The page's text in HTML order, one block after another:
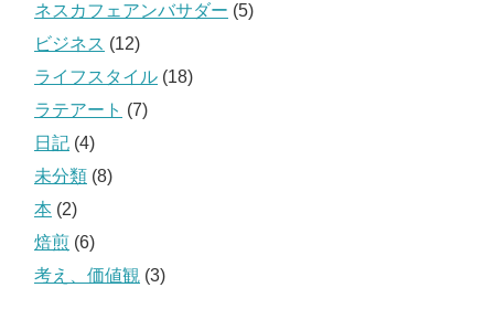
ネスカフェアンバサダー (5)
ビジネス (12)
ライフスタイル (18)
ラテアート (7)
日記 (4)
未分類 (8)
本 (2)
焙煎 (6)
考え、価値観 (3)